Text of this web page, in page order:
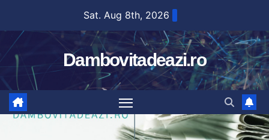
content
Sat. Aug 8th, 2026
Dambovitadeazi.ro